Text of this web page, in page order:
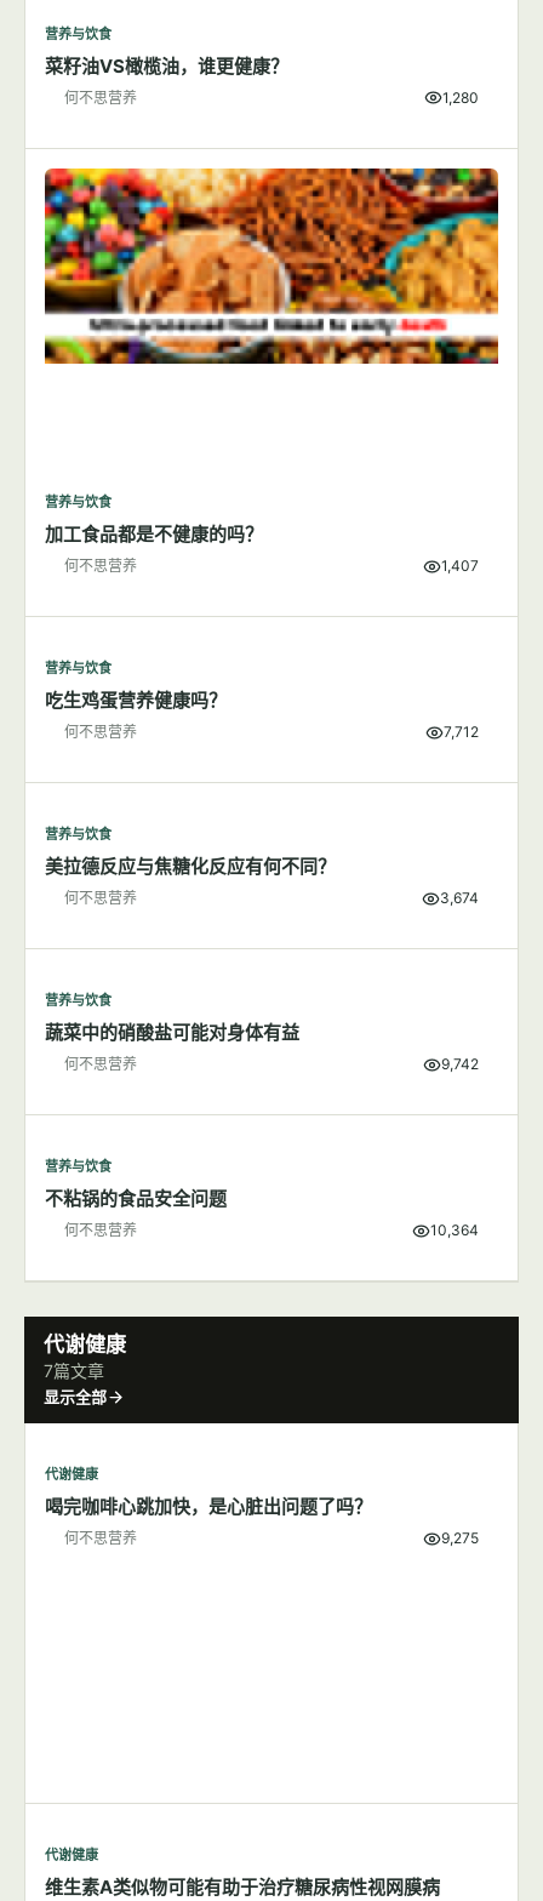
营养与饮食
菜籽油VS橄榄油，谁更健康？
何不思营养 1,280
营养与饮食
加工食品都是不健康的吗？
何不思营养 1,407
营养与饮食
吃生鸡蛋营养健康吗？
何不思营养 7,712
营养与饮食
美拉德反应与焦糖化反应有何不同？
何不思营养 3,674
营养与饮食
蔬菜中的硝酸盐可能对身体有益
何不思营养 9,742
营养与饮食
不粘锅的食品安全问题
何不思营养 10,364
代谢健康
7篇文章
显示全部
代谢健康
喝完咖啡心跳加快，是心脏出问题了吗？
何不思营养 9,275
代谢健康
维生素A类似物可能有助于治疗糖尿病性视网膜病